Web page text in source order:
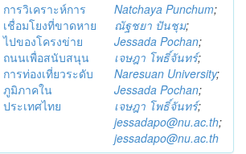
การวิเคราะห์การ
เชื่อมโยงที่ขาดหาย
ไปของโครงข่าย
ถนนเพื่อสนับสนุน
การท่องเที่ยวระดับ
ภูมิภาคใน
ประเทศไทย
Natchaya Punchum;
ณัฐชยา ปันชุม;
Jessada Pochan;
เจษฎา โพธิ์จันทร์;
Naresuan University;
Jessada Pochan;
เจษฎา โพธิ์จันทร์;
jessadapo@nu.ac.th;
jessadapo@nu.ac.th